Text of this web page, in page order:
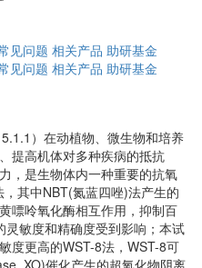
见问题 相关产品 助研基金
见问题 相关产品 助研基金
）在动植物、微生物和培养
提高机体对多种疾病的抵抗
，是生物体内一种重要的抗氧
其中NBT(氮蓝四唑)法产生的
嘌呤氧化酶相互作用，抑制百
敏度和精确度受到影响；本试
度更高的WST-8法，WST-8可
XO)催化产生的超氧化物阴离